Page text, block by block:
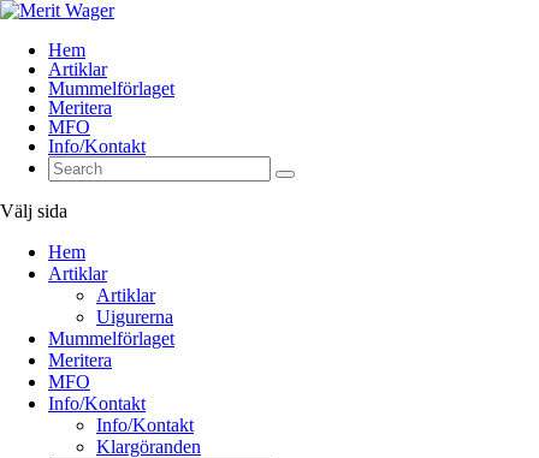
Hem
Artiklar
Mummelförlaget
Meritera
MFO
Info/Kontakt
Välj sida
Hem
Artiklar
Artiklar
Uigurerna
Mummelförlaget
Meritera
MFO
Info/Kontakt
Info/Kontakt
Klargöranden